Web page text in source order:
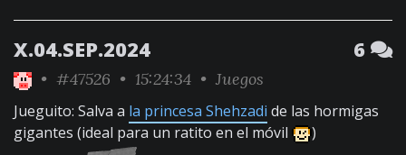
X.04.SEP.2024 6
• #47526 • 15:24:34 • Juegos
Jueguito: Salva a la princesa Shehzadi de las hormigas
gigantes (ideal para un ratito en el móvil
)